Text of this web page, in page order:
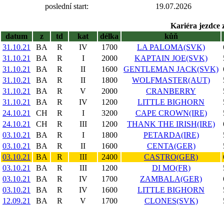
poslední start:
19.07.2026
Kariéra jezdce
datum
z td kat délka
kůň
31.10.21
BA R IV 1700 LA PALOMA(SVK)
31.10.21
BA R I 2000 KAPTAIN JOE(SVK)
31.10.21
BA R II 1600 GENTLEMAN JACK(SVK)
31.10.21
BA R II 1800 WOLFMASTER(AUT)
31.10.21
BA R V 2000 CRANBERRY
31.10.21
BA R IV 1200 LITTLE BIGHORN
24.10.21
CH R I 3200 CAPE CROWN(IRE)
24.10.21
CH R III 1200 THANK THE IRISH(IRE)
03.10.21
BA R I 1800 PETARDA(IRE)
03.10.21
BA R II 1600 CENTA(GER)
03.10.21
BA R III 2400 CASTRO(GER)
03.10.21
BA R III 1200 DI MO(FR)
03.10.21
BA R IV 1700 ZAMBALA(GER)
03.10.21
BA R IV 1600 LITTLE BIGHORN
12.09.21
BA R V 1700 CLONES(SVK)